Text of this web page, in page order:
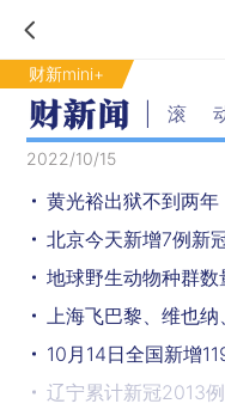
财新mini+
滚
2022/10/15
黄光裕出狱不到两
北京今天新增7例新
地球野生动物种群
上海飞巴黎、维也
辽宁累计新冠2013